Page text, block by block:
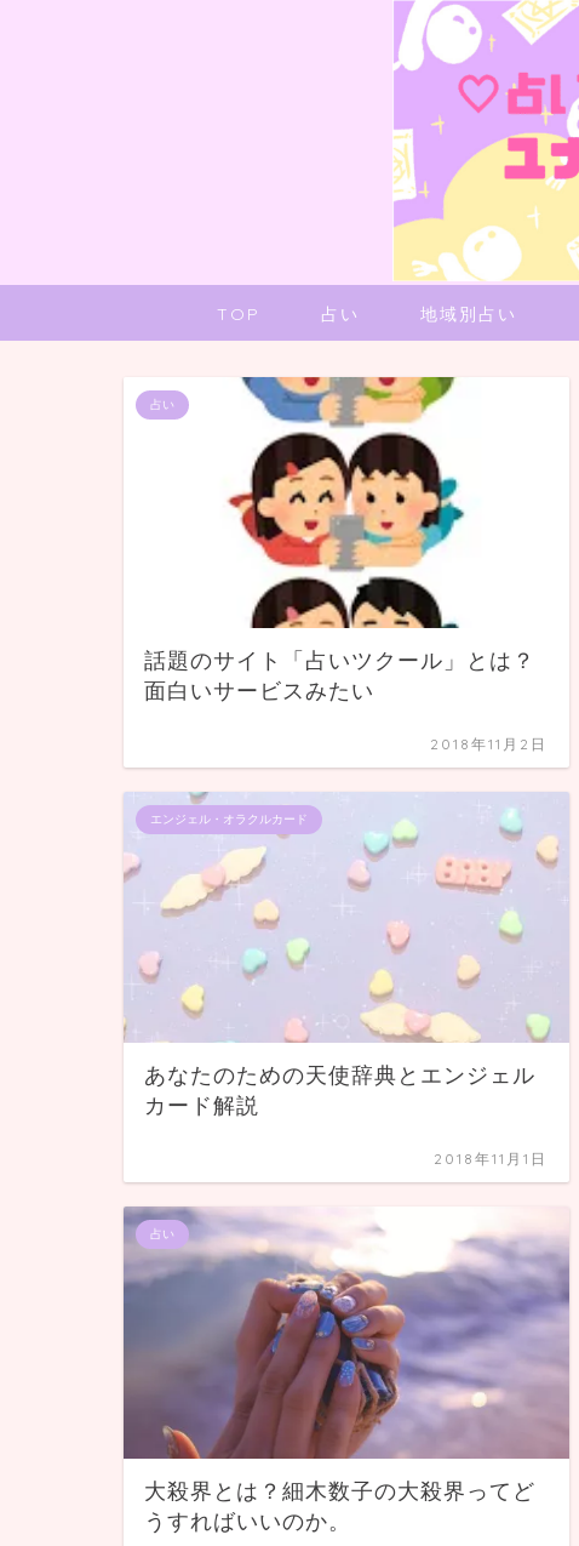
TOP 占い 地域別占い
占い
話題のサイト「占いツクール」とは？
面白いサービスみたい
2018年11月2日
エンジェル・オラクルカード
あなたのための天使辞典とエンジェル
カード解説
2018年11月1日
占い
大殺界とは？細木数子の大殺界ってど
うすればいいのか。